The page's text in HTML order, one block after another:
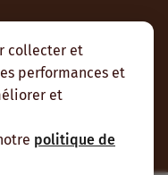
collecter et
performances et
et
politique de
flux RSS et nous